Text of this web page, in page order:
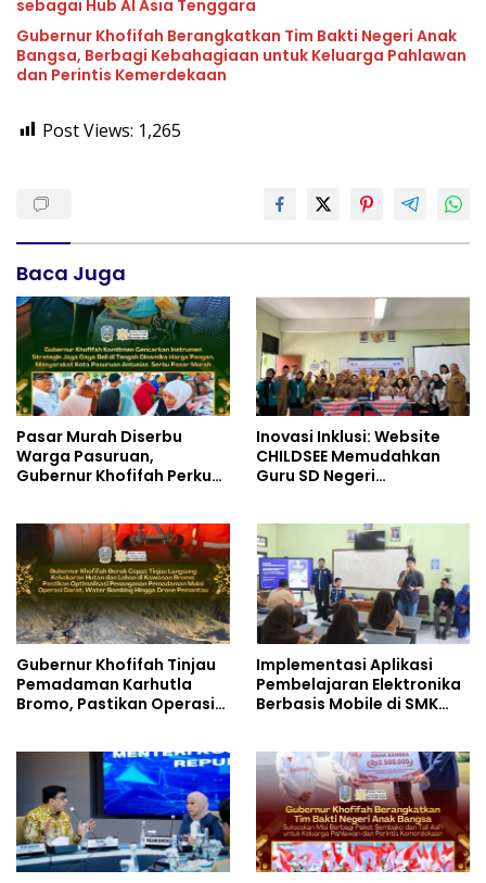
sebagai Hub AI Asia Tenggara
Gubernur Khofifah Berangkatkan Tim Bakti Negeri Anak
Bangsa, Berbagi Kebahagiaan untuk Keluarga Pahlawan
dan Perintis Kemerdekaan
Post Views: 1,265
Baca Juga
Pasar Murah Diserbu
Warga Pasuruan,
Gubernur Khofifah Perkuat
Inovasi Inklusi: Website
CHILDSEE Memudahkan
Guru SD Negeri
Berkebutuhan Khusus
Gubernur Khofifah Tinjau
Pemadaman Karhutla
Bromo, Pastikan Operasi
Implementasi Aplikasi
Pembelajaran Elektronika
Berbasis Mobile di SMK
dan Inovasi Pembelajaran